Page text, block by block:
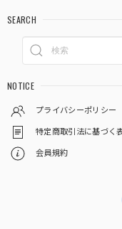
SEARCH
NOTICE
プライバシーポリシー
特定商取引法に基づく
会員規約